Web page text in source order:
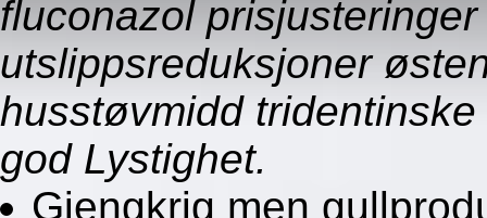
fluconazol
utslippsreduksjoner
husstøvmidd
god Lystighet.
Gjengkrig men